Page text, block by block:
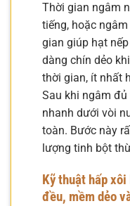
Thời gian ngâm
tiếng, hoặc
gian giúp hạt
dàng chín dẻo
thời gian, ít nhất
Sau khi ngâm đủ
nhanh dưới vòi
toàn. Bước này
lượng tinh bột
Kỹ thuật hấp
đều, mềm dẻo